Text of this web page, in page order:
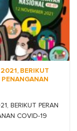
BERIKUT
BERIKUT PERAN
COVID-19